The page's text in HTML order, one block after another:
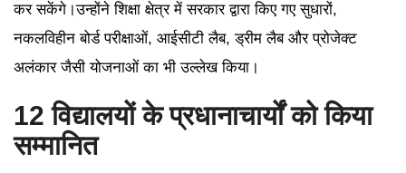
कर सकेंगे।उन्होंने शिक्षा क्षेत्र में सरकार द्वारा किए गए सुधारों,
नकलविहीन बोर्ड परीक्षाओं, आईसीटी लैब, ड्रीम लैब और प्रोजेक्ट
अलंकार जैसी योजनाओं का भी उल्लेख किया।
12 विद्यालयों के प्रधानाचार्यों को किया
सम्मानित